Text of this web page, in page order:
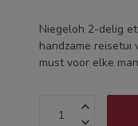
Niegeloh 2-delig
handzame
must voor elke